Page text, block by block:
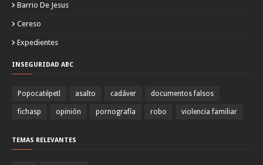
Barrio De Jesus
Cereso
Expedientes
INSEGURIDAD ABC
Popocatépetl asalto cadáver documentos falsos
fichasp opinión pornografía robo violencia familiar
TEMAS RELEVANTES